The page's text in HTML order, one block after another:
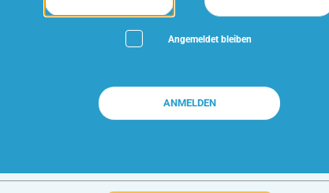
Angemeldet bleiben